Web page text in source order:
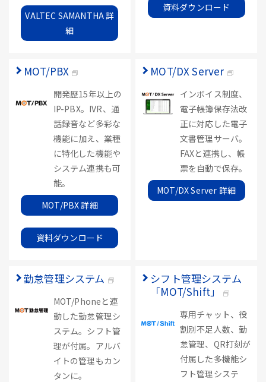
VALTEC SAMANTHA 詳
細
資料ダウンロード
MOT/PBX
開発歴15年以上の
IP-PBX。IVR、通
話録音など多彩な
機能に加え、業種
に特化した機能や
システム連携も可
能。
MOT/PBX 詳細
資料ダウンロード
MOT/DX Server
インボイス制度、
電子帳簿保存法改
正に対応した電子
文書管理サーバ。
FAXと連携し、帳
票を自動で保存。
MOT/DX Server 詳細
勤怠管理システム
MOT/Phoneと連
動した勤怠管理シ
ステム。シフト管
理が付属。アルバ
イトの管理もカン
タンに。
シフト管理システム
「MOT/Shift」
専用チャット、役
割別不足人数、勤
怠管理、QR打刻が
付属した多機能シ
フト管理システ